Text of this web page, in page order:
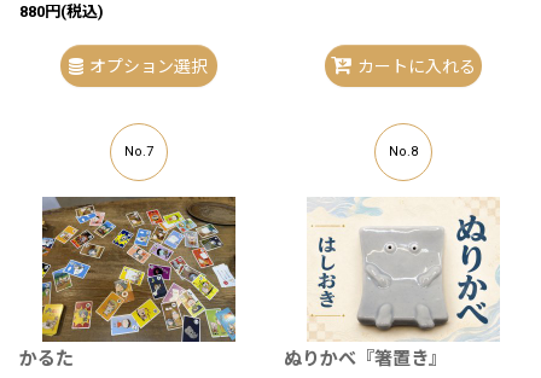
880円 (税込)
オプション選択 カートに入れる
No.7
かるた
No.8
ぬりかべ『箸置き』